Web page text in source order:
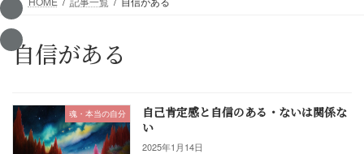
自信がある
魂・本当の自分
自己肯定感と自信のある・ないは関係な
い
2025年1月14日